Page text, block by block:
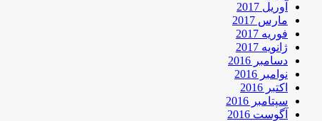
آوریل 2017
مارس 2017
فوریه 2017
ژانویه 2017
دسامبر 2016
نوامبر 2016
اکتبر 2016
سپتامبر 2016
آگوست 2016